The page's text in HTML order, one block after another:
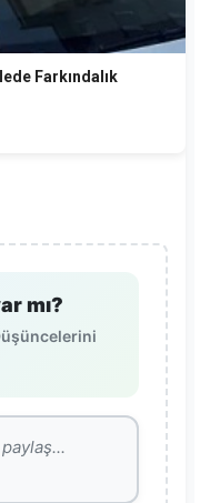
Farkındalık
mı?